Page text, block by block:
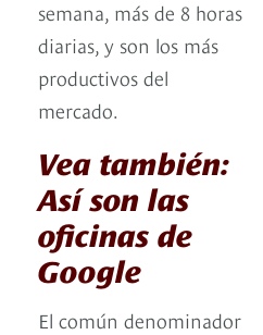
semana, más de 8 horas
diarias, y son los más
productivos del
mercado.
Vea también:
Así son las
oficinas de
Google
El común denominador